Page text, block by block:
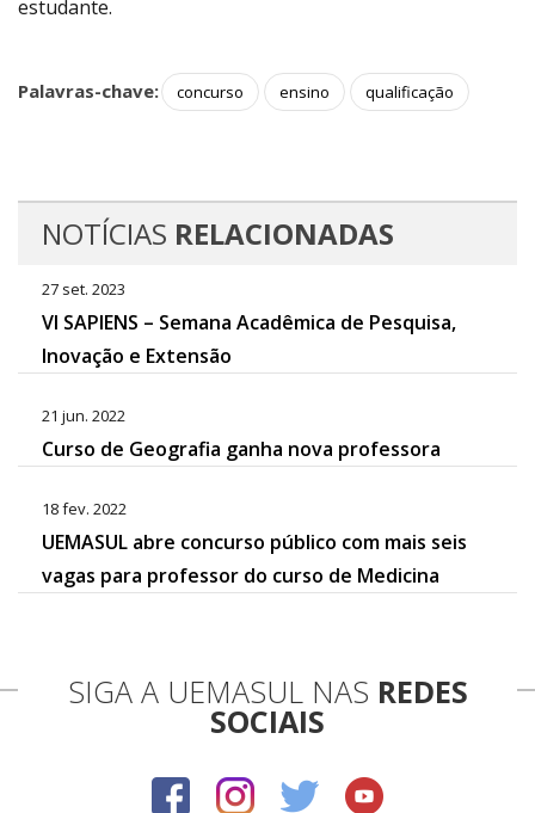
estudante.
Palavras-chave: concurso ensino qualificação
NOTÍCIAS RELACIONADAS
27 set. 2023
VI SAPIENS – Semana Acadêmica de Pesquisa,
Inovação e Extensão
21 jun. 2022
Curso de Geografia ganha nova professora
18 fev. 2022
UEMASUL abre concurso público com mais seis
vagas para professor do curso de Medicina
SIGA A UEMASUL NAS REDES
SOCIAIS